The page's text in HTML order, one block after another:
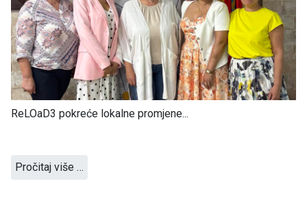
ReLOaD3 pokreće lokalne promjene...
Pročitaj više …